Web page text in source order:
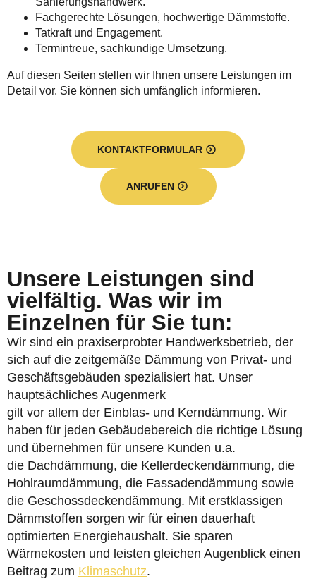
Fachgerechte Lösungen, hochwertige Dämmstoffe.
Tatkraft und Engagement.
Termintreue, sachkundige Umsetzung.
Auf diesen Seiten stellen wir Ihnen unsere Leistungen im
Detail vor. Sie können sich umfänglich informieren.
KONTAKTFORMULAR
ANRUFEN
Unsere Leistungen sind
vielfältig. Was wir im
Einzelnen für Sie tun:
Wir sind ein praxiserprobter Handwerksbetrieb, der
sich auf die zeitgemäße Dämmung von Privat- und
Geschäftsgebäuden spezialisiert hat. Unser
hauptsächliches Augenmerk
gilt vor allem der Einblas- und Kerndämmung. Wir
haben für jeden Gebäudebereich die richtige Lösung
und übernehmen für unsere Kunden u.a.
die Dachdämmung, die Kellerdeckendämmung, die
Hohlraumdämmung, die Fassadendämmung sowie
die Geschossdeckendämmung. Mit erstklassigen
Dämmstoffen sorgen wir für einen dauerhaft
optimierten Energiehaushalt. Sie sparen
Wärmekosten und leisten gleichen Augenblick einen
Beitrag zum Klimaschutz.